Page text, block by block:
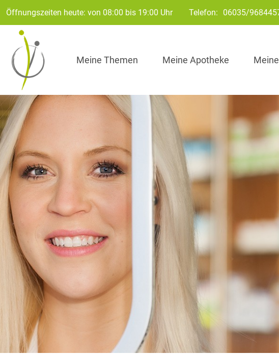
Öffnungszeiten heute: von 08:00 bis 19:00 Uhr Telefon: 06035/
Meine Themen Meine Apotheke